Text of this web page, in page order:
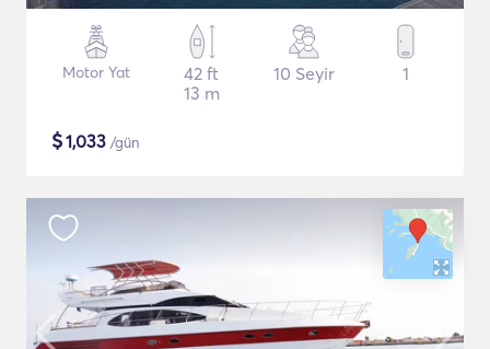
Motor Yat
42 ft
13 m
10 Seyir 1
$1,033 /gün